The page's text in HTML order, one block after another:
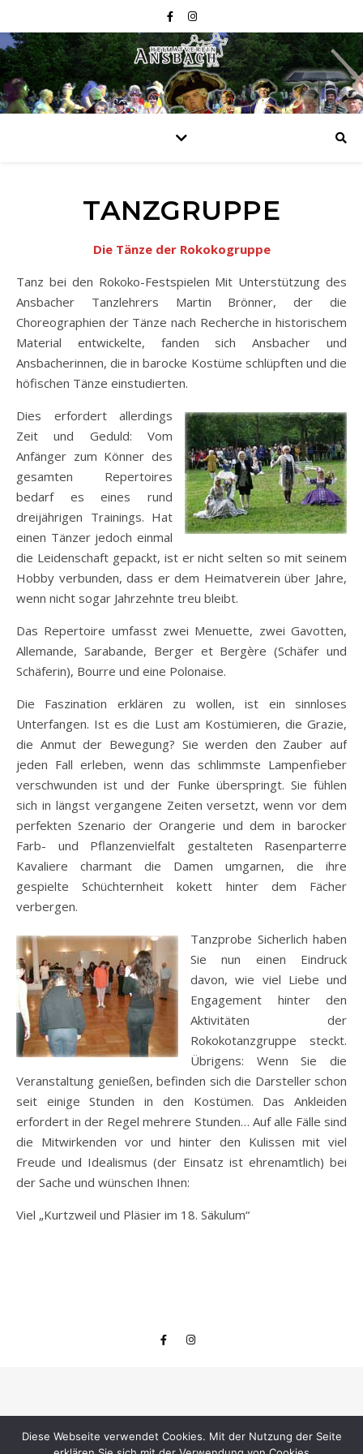
TANZGRUPPE
Die Tänze der Rokokogruppe
Tanz bei den Rokoko-Festspielen Mit Unterstützung des
Ansbacher Tanzlehrers Martin Brönner, der die
Choreographien der Tänze nach Recherche in historischem
Material entwickelte, fanden sich Ansbacher und
Ansbacherinnen, die in barocke Kostüme schlüpften und die
höfischen Tänze einstudierten.
Dies erfordert allerdings
Zeit und Geduld: Vom
Anfänger zum Könner des
gesamten Repertoires
bedarf es eines rund
dreijährigen Trainings. Hat
einen Tänzer jedoch einmal
die Leidenschaft gepackt, ist er nicht selten so mit seinem
Hobby verbunden, dass er dem Heimatverein über Jahre,
wenn nicht sogar Jahrzehnte treu bleibt.
Das Repertoire umfasst zwei Menuette, zwei Gavotten,
Allemande, Sarabande, Berger et Bergère (Schäfer und
Schäferin), Bourre und eine Polonaise.
Die Faszination erklären zu wollen, ist ein sinnloses
Unterfangen. Ist es die Lust am Kostümieren, die Grazie,
die Anmut der Bewegung? Sie werden den Zauber auf
jeden Fall erleben, wenn das schlimmste Lampenfieber
verschwunden ist und der Funke überspringt. Sie fühlen
sich in längst vergangene Zeiten versetzt, wenn vor dem
perfekten Szenario der Orangerie und dem in barocker
Farb- und Pflanzenvielfalt gestalteten Rasenparterre
Kavaliere charmant die Damen umgarnen, die ihre
gespielte Schüchternheit kokett hinter dem Fächer
verbergen.
Tanzprobe Sicherlich haben
Sie nun einen Eindruck
davon, wie viel Liebe und
Engagement hinter den
Aktivitäten der
Rokokotanzgruppe steckt.
Übrigens: Wenn Sie die
Veranstaltung genießen, befinden sich die Darsteller schon
seit einige Stunden in den Kostümen. Das Ankleiden
erfordert in der Regel mehrere Stunden… Auf alle Fälle sind
die Mitwirkenden vor und hinter den Kulissen mit viel
Freude und Idealismus (der Einsatz ist ehrenamtlich) bei
der Sache und wünschen Ihnen:
Viel „Kurtzweil und Pläsier im 18. Säkulum“
Diese Webseite verwendet Cookies. Mit der Nutzung der Seite